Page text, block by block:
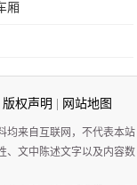
厢
版权声明 网站地图
均来自互联网，不代表本站
、文中陈述文字以及内容数